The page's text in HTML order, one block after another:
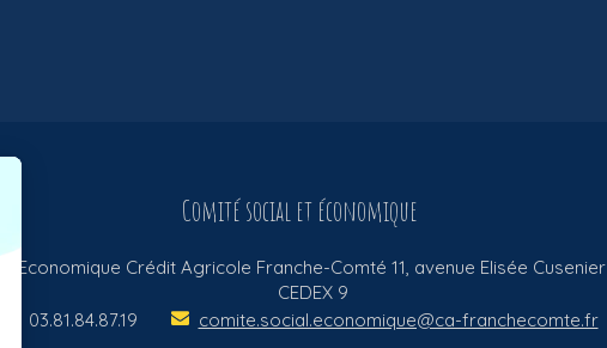
Comité social et économique
Economique Crédit Agricole Franche-Comté 11, avenue Elisée Cusenier
CEDEX 9
03.81.84.87.19
comite.social.economique@ca-franchecomte.fr